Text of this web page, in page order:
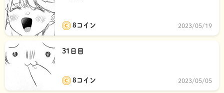
8コイン 2023/05/19
31日目
8コイン 2023/05/05